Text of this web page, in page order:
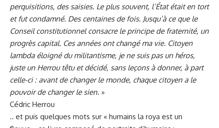
perquisitions, des saisies. Le plus souvent, l’État était en tort
et fut condamné. Des centaines de fois. Jusqu’à ce que le
Conseil constitutionnel consacre le principe de fraternité, un
progrès capital. Ces années ont changé ma vie. Citoyen
lambda éloigné du militantisme, je ne suis pas un héros,
juste un Herrou têtu et décidé, sans leçons à donner, à part
celle-ci : avant de changer le monde, chaque citoyen a le
pouvoir de changer le sien. »
Cédric Herrou
.. et puis quelques mots sur « humains la roya est un